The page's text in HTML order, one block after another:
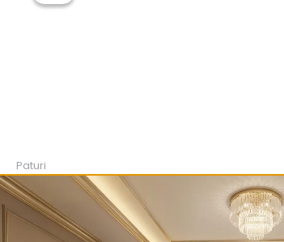
Paturi
PAT MONACO CU 2 NOPTIERE
5,290.00lei 4,890.00lei